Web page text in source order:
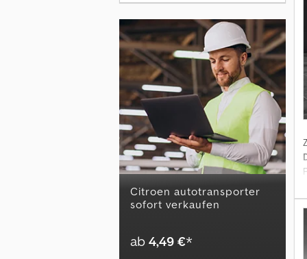
citroen autotransporter
sofort verkaufen
ab4,49 €*